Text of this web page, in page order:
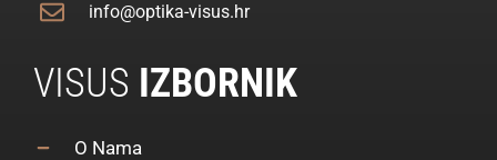
info@optika-visus.hr
VISUS IZBORNIK
O Nama